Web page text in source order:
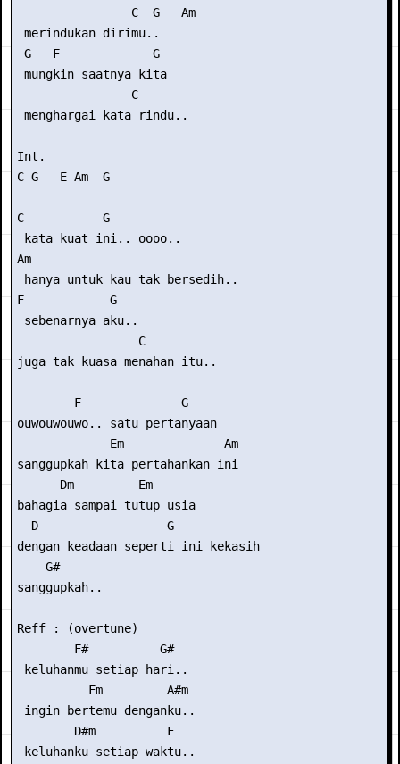
                C  G   Am
merindukan dirimu..
G   F             G
mungkin saatnya kita
                C
menghargai kata rindu..
Int.
C G   E Am  G
C           G
kata kuat ini.. oooo..
Am
hanya untuk kau tak bersedih..
F            G
sebenarnya aku..
                 C
juga tak kuasa menahan itu..
        F              G
ouwouwouwo.. satu pertanyaan
             Em              Am
sanggupkah kita pertahankan ini
      Dm         Em
bahagia sampai tutup usia
  D                  G
dengan keadaan seperti ini kekasih
    G#
sanggupkah..
Reff : (overtune)
        F#          G#
keluhanmu setiap hari..
          Fm         A#m
ingin bertemu denganku..
        D#m          F
keluhanku setiap waktu..